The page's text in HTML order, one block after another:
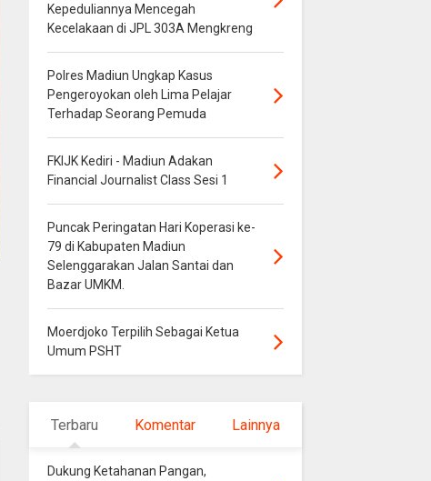
Kepeduliannya Mencegah
Kecelakaan di JPL 303A Mengkreng
Polres Madiun Ungkap Kasus
Pengeroyokan oleh Lima Pelajar
Terhadap Seorang Pemuda
FKIJK Kediri - Madiun Adakan
Financial Journalist Class Sesi 1
Puncak Peringatan Hari Koperasi ke-
79 di Kabupaten Madiun
Selenggarakan Jalan Santai dan
Bazar UMKM.
Moerdjoko Terpilih Sebagai Ketua
Umum PSHT
Terbaru Komentar Lainnya
Dukung Ketahanan Pangan,